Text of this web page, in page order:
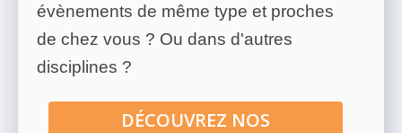
évènements de même type et proches
de chez vous ? Ou dans d'autres
disciplines ?
DÉCOUVREZ NOS